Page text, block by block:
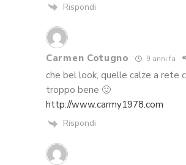
Rispondi
Carmen Cotugno 9 anni fa
che bel look, quelle calze a rete
troppo bene 🙂
http://www.carmy1978.com
Rispondi